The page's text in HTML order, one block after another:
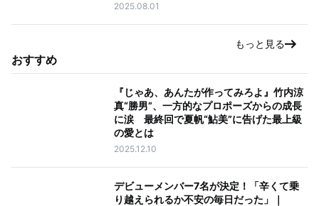
2025.08.01
もっと見る
おすすめ
『じゃあ、あんたが作ってみろよ』竹内涼
真“勝男”、一方的なプロポーズからの成長
に涙 最終回で夏帆“鮎美”に告げた最上級
の愛とは
2025.12.10
デビューメンバー7名が決定！「辛くて乗
り越えられるか不安の毎日だった」｜